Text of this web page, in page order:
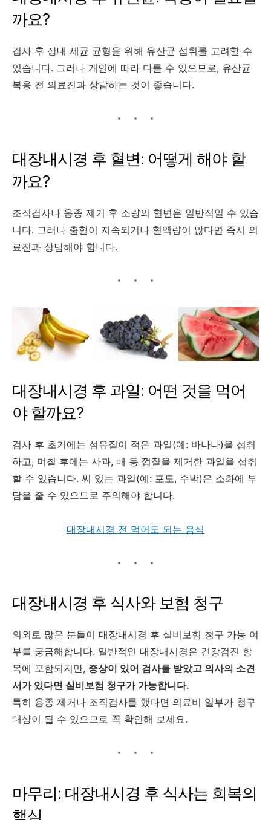
까요?
검사 후 장내 세균 균형을 위해 유산균 섭취를 고려할 수
있습니다. 그러나 개인에 따라 다를 수 있으므로, 유산균
복용 전 의료진과 상담하는 것이 좋습니다.
대장내시경 후 혈변: 어떻게 해야 할
까요?
조직검사나 용종 제거 후 소량의 혈변은 일반적일 수 있습
니다. 그러나 출혈이 지속되거나 혈액량이 많다면 즉시 의
료진과 상담해야 합니다.
대장내시경 후 과일: 어떤 것을 먹어
야 할까요?
검사 후 초기에는 섬유질이 적은 과일(예: 바나나)을 섭취
하고, 며칠 후에는 사과, 배 등 껍질을 제거한 과일을 섭취
할 수 있습니다. 씨 있는 과일(예: 포도, 수박)은 소화에 부
담을 줄 수 있으므로 주의해야 합니다.
대장내시경 전 먹어도 되는 음식
대장내시경 후 식사와 보험 청구
의외로 많은 분들이 대장내시경 후 실비보험 청구 가능 여
부를 궁금해합니다. 일반적인 대장내시경은 건강검진 항
목에 포함되지만, 증상이 있어 검사를 받았고 의사의 소견
서가 있다면 실비보험 청구가 가능합니다.
특히 용종 제거나 조직검사를 했다면 의료비 일부가 청구
대상이 될 수 있으므로 꼭 확인해 보세요.
마무리: 대장내시경 후 식사는 회복의
핵심